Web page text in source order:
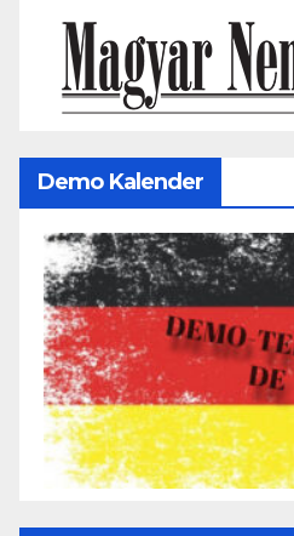
Demo Kalender